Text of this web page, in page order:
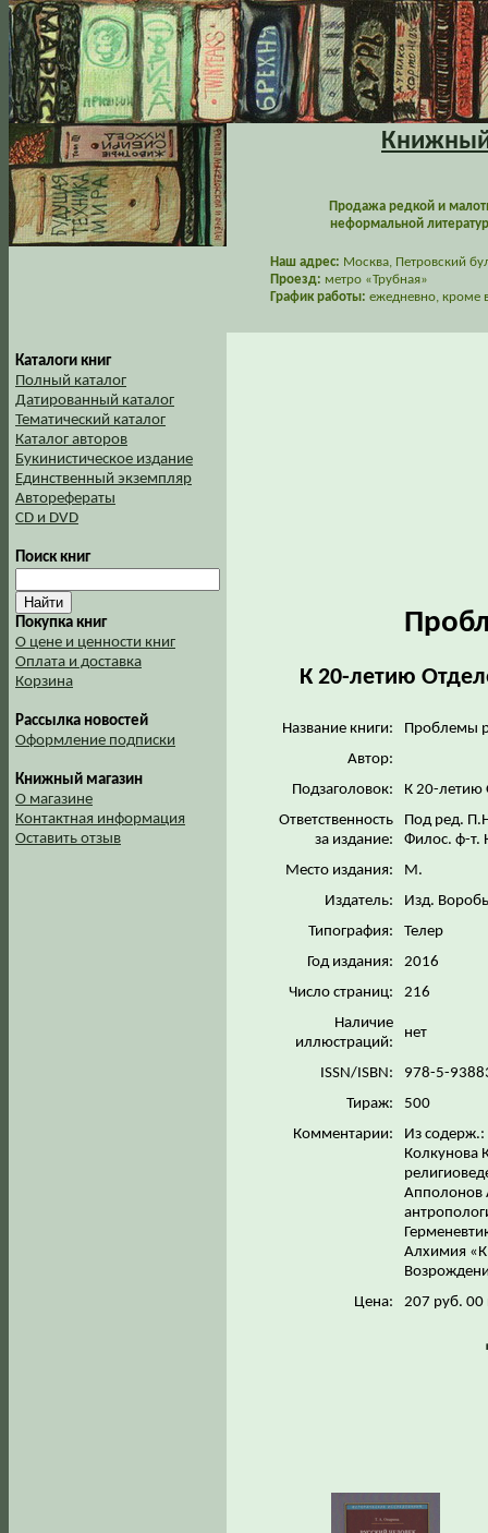
Книжный
Продажа редкой и
неформальной
Наш адрес: Москва, Петровский
Проезд: метро «Трубная»
График работы: ежедневно, кроме
Каталоги книг
Полный каталог
Датированный каталог
Тематический каталог
Каталог авторов
Букинистическое издание
Единственный экземпляр
Авторефераты
CD и DVD
Поиск книг
Покупка книг
О цене и ценности книг
Оплата и доставка
Корзина
Рассылка новостей
Оформление подписки
Книжный магазин
О магазине
Контактная информация
Оставить отзыв
К 20-летию
Название книги:
Проблемы
Автор:
Подзаголовок:
К 20-летию
Ответственность
за издание:
Под ред.
Филос. ф-т.
Место издания:
М.
Издатель:
Изд.
Типография:
Телер
Год издания:
2016
Число страниц:
216
Наличие
иллюстраций:
нет
ISSN/ISBN:
978-5-
Тираж:
500
Комментарии:
Из содерж.:
Колкунова
Апполонов
Алхимия
Цена:
207 руб. 00